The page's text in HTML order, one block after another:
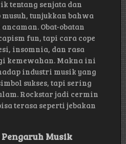
tentang senjata dan
tunjukkan bahwa
Obat-obatan
fun, tapi cara cope
insomnia, dan rasa
kemewahan. Makna ini
industri musik yang
sukses, tapi sering
Rockstar jadi cermin
terasa seperti jebakan
Pengaruh Musik